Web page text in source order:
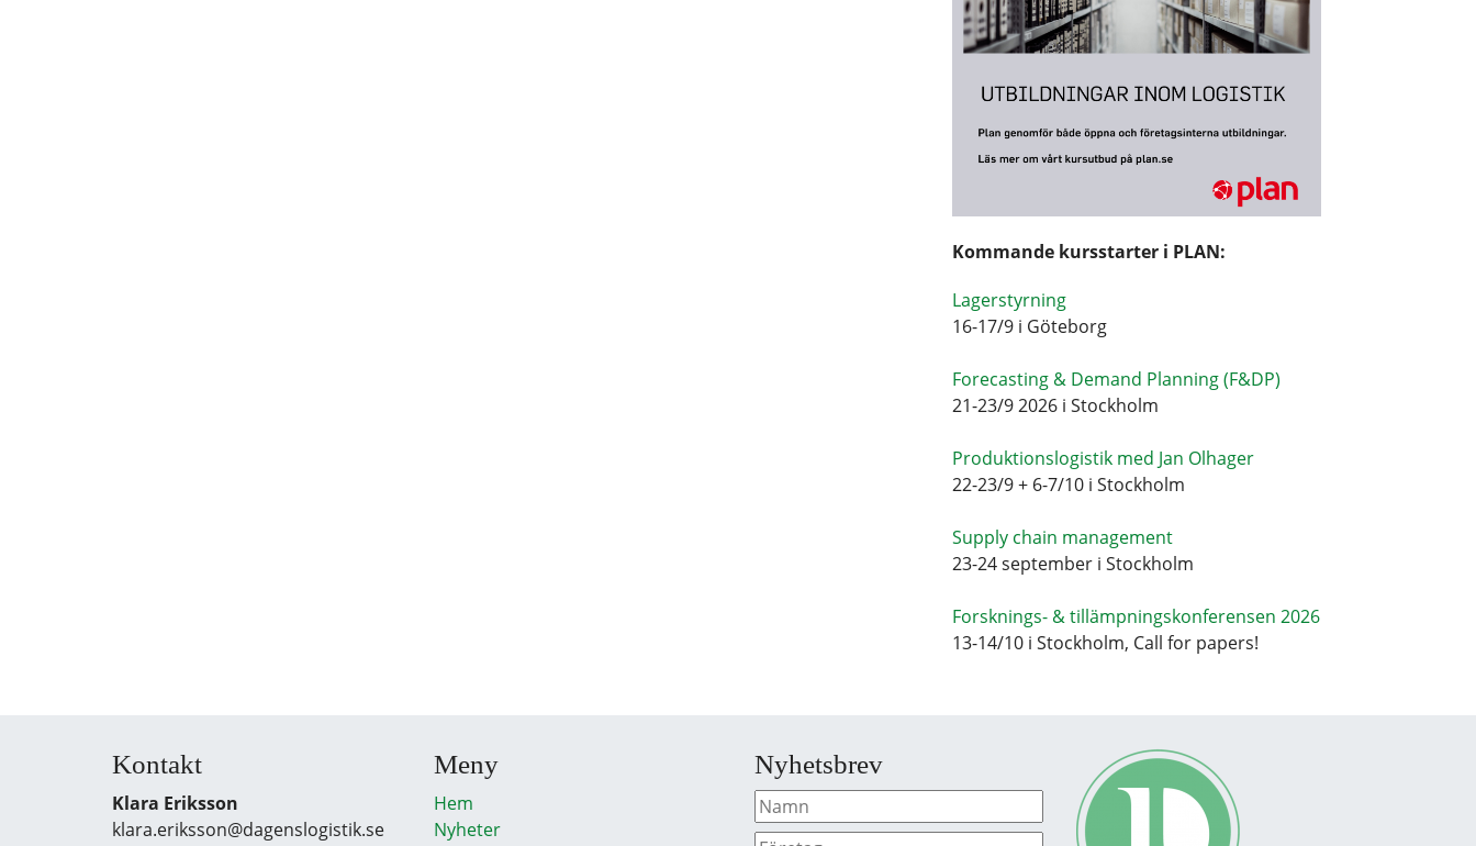
Kommande kursstarter i PLAN:
Lagerstyrning
16-17/9 i Göteborg
Forecasting & Demand Planning (F&DP)
21-23/9 2026 i Stockholm
Produktionslogistik med Jan Olhager
22-23/9 + 6-7/10 i Stockholm
Supply chain management
23-24 september i Stockholm
Forsknings- & tillämpningskonferensen 2026
13-14/10 i Stockholm, Call for papers!
Kontakt
Klara Eriksson
klara.eriksson@dagenslogistik.se
Meny
Hem
Nyheter
Nyhetsbrev